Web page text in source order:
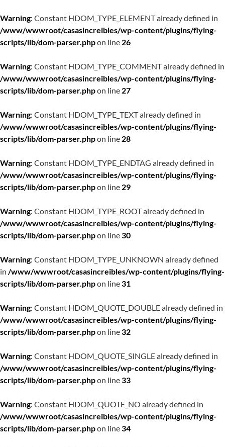
Warning: Constant HDOM_TYPE_ELEMENT already defined in
/www/wwwroot/casasincreibles/wp-content/plugins/flying-
scripts/lib/dom-parser.phpon line 26
Warning: Constant HDOM_TYPE_COMMENT already defined in
/www/wwwroot/casasincreibles/wp-content/plugins/flying-
scripts/lib/dom-parser.phpon line 27
Warning: Constant HDOM_TYPE_TEXT already defined in
/www/wwwroot/casasincreibles/wp-content/plugins/flying-
scripts/lib/dom-parser.phpon line 28
Warning: Constant HDOM_TYPE_ENDTAG already defined in
/www/wwwroot/casasincreibles/wp-content/plugins/flying-
scripts/lib/dom-parser.phpon line 29
Warning: Constant HDOM_TYPE_ROOT already defined in
/www/wwwroot/casasincreibles/wp-content/plugins/flying-
scripts/lib/dom-parser.phpon line30
Warning: Constant HDOM_TYPE_UNKNOWN already defined
in /www/wwwroot/casasincreibles/wp-content/plugins/flying-
scripts/lib/dom-parser.phpon line31
Warning: Constant HDOM_QUOTE_DOUBLE already defined in
/www/wwwroot/casasincreibles/wp-content/plugins/flying-
scripts/lib/dom-parser.phpon line32
Warning: Constant HDOM_QUOTE_SINGLE already defined in
/www/wwwroot/casasincreibles/wp-content/plugins/flying-
scripts/lib/dom-parser.phpon line33
Warning: Constant HDOM_QUOTE_NO already defined in
/www/wwwroot/casasincreibles/wp-content/plugins/flying-
scripts/lib/dom-parser.phpon line34